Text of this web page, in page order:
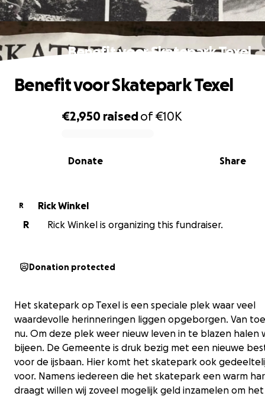
Benefit voor Skatepark Texel
0% complete
€2,950 raisedof€10K
Share
Donate
Benefit voor Skatepark Texel
R
Rick Winkel
R
Rick Winkel is organizing this fundraiser.
Donation protected
Het skatepark op Texel is een speciale plek waar veel
waardevolle herinneringen liggen opgeborgen. Van
nu. Om deze plek weer nieuw leven in te blazen halen
bijeen. De Gemeente is druk bezig met een nieuwe
voor de ijsbaan. Hier komt het skatepark ook
voor. Namens iedereen die het skatepark een warm
draagt willen wij zoveel mogelijk geld inzamelen om het